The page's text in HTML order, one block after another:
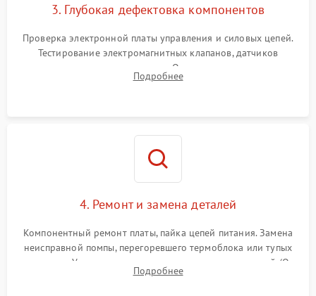
3. Глубокая дефектовка компонентов
Проверка электронной платы управления и силовых цепей.
Тестирование электромагнитных клапанов, датчиков
температуры и расходомера. Оценка степени износа
жерновов кофемолки, уплотнительных колец гидросистемы
Подробнее
4. Ремонт и замена деталей
Компонентный ремонт платы, пайка цепей питания. Замена
неисправной помпы, перегоревшего термоблока или тупых
жерновов. Установка новых силиконовых уплотнителей (O-
ring) и тефлоновых трубок для надежного устранения
Подробнее